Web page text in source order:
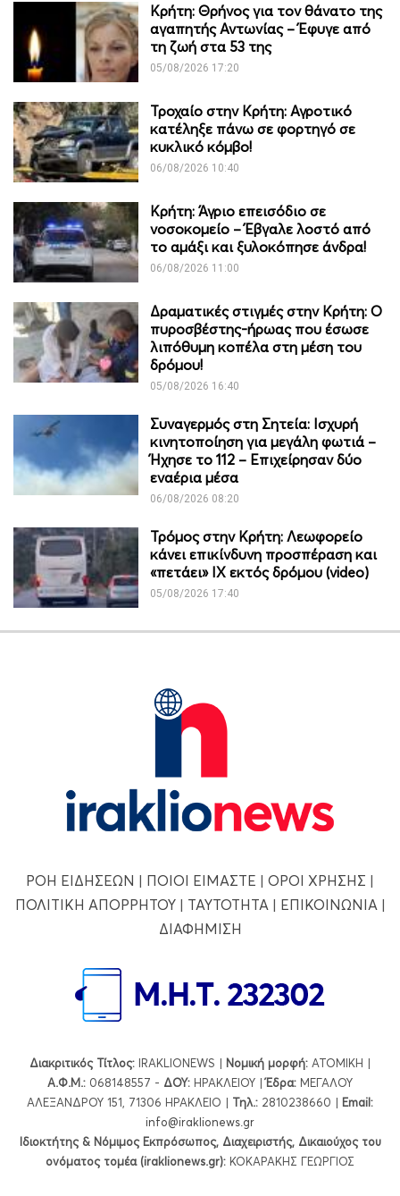
Κρήτη: Θρήνος για τον θάνατο της
αγαπητής Αντωνίας – Έφυγε από
τη ζωή στα 53 της
05/08/2026 17:20
Τροχαίο στην Κρήτη: Αγροτικό
κατέληξε πάνω σε φορτηγό σε
κυκλικό κόμβο!
06/08/2026 10:40
Κρήτη: Άγριο επεισόδιο σε
νοσοκομείο – Έβγαλε λοστό από
το αμάξι και ξυλοκόπησε άνδρα!
06/08/2026 11:00
Δραματικές στιγμές στην Κρήτη: Ο
πυροσβέστης-ήρωας που έσωσε
λιπόθυμη κοπέλα στη μέση του
δρόμου!
05/08/2026 16:40
Συναγερμός στη Σητεία: Ισχυρή
κινητοποίηση για μεγάλη φωτιά –
Ήχησε το 112 – Επιχείρησαν δύο
εναέρια μέσα
06/08/2026 08:20
Τρόμος στην Κρήτη: Λεωφορείο
κάνει επικίνδυνη προσπέραση και
«πετάει» ΙΧ εκτός δρόμου (video)
05/08/2026 17:40
ΡΟΗ ΕΙΔΗΣΕΩΝ | ΠΟΙΟΙ ΕΙΜΑΣΤΕ | ΟΡΟΙ ΧΡΗΣΗΣ |
ΠΟΛΙΤΙΚΗ ΑΠΟΡΡΗΤΟΥ| ΤΑΥΤΟΤΗΤΑ | ΕΠΙΚΟΙΝΩΝΙΑ |
ΔΙΑΦΗΜΙΣΗ
Διακριτικός Τίτλος: IRAKLIONEWS | Νομική μορφή: ΑΤΟΜΙΚΗ |
Α.Φ.Μ.: 068148557 - ΔΟΥ: ΗΡΑΚΛΕΙΟΥ |Έδρα: ΜΕΓΑΛΟΥ
ΑΛΕΞΑΝΔΡΟΥ 151, 71306 ΗΡΑΚΛΕΙΟ | Τηλ.: 2810238660 | Εmail:
info@iraklionews.gr
Ιδιοκτήτης & Νόμιμος Εκπρόσωπος, Διαχειριστής, Δικαιούχος του
ονόματος τομέα (iraklionews.gr): ΚΟΚΑΡΑΚΗΣ ΓΕΩΡΓΙΟΣ